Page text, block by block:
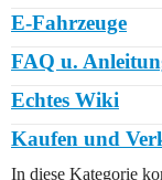
E-Fahrzeuge
FAQ u.
Echtes Wiki
Kaufen und
In diese Kategorie